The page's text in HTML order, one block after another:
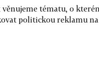
věnujeme tématu, o
politickou reklamu na